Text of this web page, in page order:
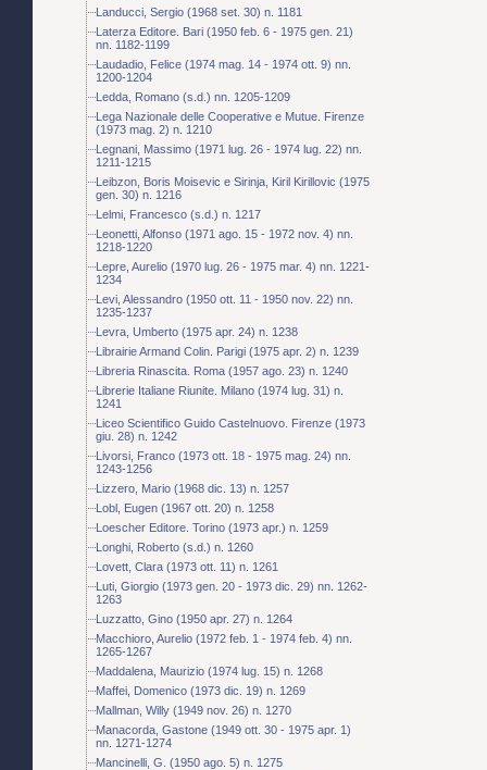
Landucci, Sergio (1968 set. 30) n. 1181
Laterza Editore. Bari (1950 feb. 6 - 1975 gen. 21)
nn. 1182-1199
Laudadio, Felice (1974 mag. 14 - 1974 ott. 9) nn.
1200-1204
Ledda, Romano (s.d.) nn. 1205-1209
Lega Nazionale delle Cooperative e Mutue. Firenze
(1973 mag. 2) n. 1210
Legnani, Massimo (1971 lug. 26 - 1974 lug. 22) nn.
1211-1215
Leibzon, Boris Moisevic e Sirinja, Kiril Kirillovic (1975
gen. 30) n. 1216
Lelmi, Francesco (s.d.) n. 1217
Leonetti, Alfonso (1971 ago. 15 - 1972 nov. 4) nn.
1218-1220
Lepre, Aurelio (1970 lug. 26 - 1975 mar. 4) nn. 1221-
1234
Levi, Alessandro (1950 ott. 11 - 1950 nov. 22) nn.
1235-1237
Levra, Umberto (1975 apr. 24) n. 1238
Librairie Armand Colin. Parigi (1975 apr. 2) n. 1239
Libreria Rinascita. Roma (1957 ago. 23) n. 1240
Librerie Italiane Riunite. Milano (1974 lug. 31) n.
1241
Liceo Scientifico Guido Castelnuovo. Firenze (1973
giu. 28) n. 1242
Livorsi, Franco (1973 ott. 18 - 1975 mag. 24) nn.
1243-1256
Lizzero, Mario (1968 dic. 13) n. 1257
Lobl, Eugen (1967 ott. 20) n. 1258
Loescher Editore. Torino (1973 apr.) n. 1259
Longhi, Roberto (s.d.) n. 1260
Lovett, Clara (1973 ott. 11) n. 1261
Luti, Giorgio (1973 gen. 20 - 1973 dic. 29) nn. 1262-
1263
Luzzatto, Gino (1950 apr. 27) n. 1264
Macchioro, Aurelio (1972 feb. 1 - 1974 feb. 4) nn.
1265-1267
Maddalena, Maurizio (1974 lug. 15) n. 1268
Maffei, Domenico (1973 dic. 19) n. 1269
Mallman, Willy (1949 nov. 26) n. 1270
Manacorda, Gastone (1949 ott. 30 - 1975 apr. 1)
nn. 1271-1274
Mancinelli, G. (1950 ago. 5) n. 1275